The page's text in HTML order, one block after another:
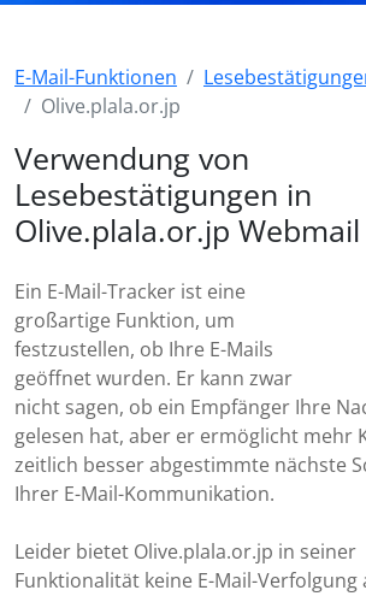
E-Mail-Funktionen
Olive.plala.or.jp
Verwendung von
Lesebestätigungen in
Olive.plala.or.jp Webmail
Ein E-Mail-Tracker ist eine
großartige Funktion, um
festzustellen, ob Ihre E-Mails
geöffnet wurden. Er kann zwar
nicht sagen, ob ein Empfänger Ihre
gelesen hat, aber er ermöglicht mehr
zeitlich besser abgestimmte nächste
Ihrer E-Mail-Kommunikation.
Leider bietet Olive.plala.or.jp in seiner
Funktionalität keine E-Mail-Verfolgung